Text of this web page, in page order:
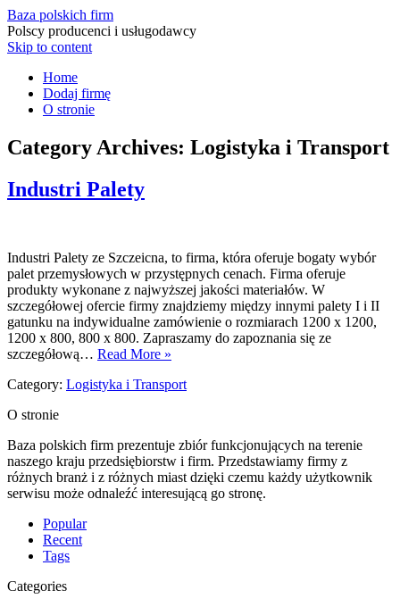
Baza polskich firm
Polscy producenci i usługodawcy
Skip to content
Home
Dodaj firmę
O stronie
Category Archives: Logistyka i Transport
Industri Palety
Industri Palety ze Szczeicna, to firma, która oferuje bogaty wybór
palet przemysłowych w przystępnych cenach. Firma oferuje
produkty wykonane z najwyższej jakości materiałów. W
szczegółowej ofercie firmy znajdziemy między innymi palety I i II
gatunku na indywidualne zamówienie o rozmiarach 1200 x 1200,
1200 x 800, 800 x 800. Zapraszamy do zapoznania się ze
szczegółową… Read More »
Category: Logistyka i Transport
O stronie
Baza polskich firm prezentuje zbiór funkcjonujących na terenie
naszego kraju przedsiębiorstw i firm. Przedstawiamy firmy z
różnych branż i z różnych miast dzięki czemu każdy użytkownik
serwisu może odnaleźć interesującą go stronę.
Popular
Recent
Tags
Categories